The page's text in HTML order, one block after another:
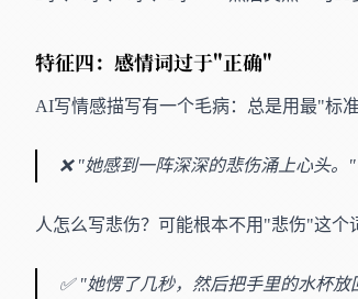
特征四：感情词过于"正确"
AI写情感描写有一个毛病：总是用最"标
❌ "她感到一阵深深的悲伤涌上心头。"
人怎么写悲伤？可能根本不用"悲伤"这个
✅ "她愣了几秒，然后把手里的水杯